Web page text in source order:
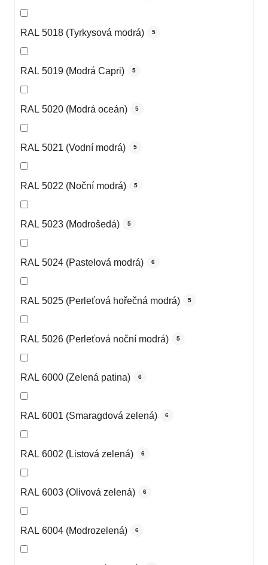
RAL 5018 (Tyrkysová modrá) 5
RAL 5019 (Modrá Capri) 5
RAL 5020 (Modrá oceán) 5
RAL 5021 (Vodní modrá) 5
RAL 5022 (Noční modrá) 5
RAL 5023 (Modrošedá) 5
RAL 5024 (Pastelová modrá) 6
RAL 5025 (Perleťová hořečná modrá) 5
RAL 5026 (Perleťová noční modrá) 5
RAL 6000 (Zelená patina) 6
RAL 6001 (Smaragdová zelená) 6
RAL 6002 (Listová zelená) 6
RAL 6003 (Olivová zelená) 6
RAL 6004 (Modrozelená) 6